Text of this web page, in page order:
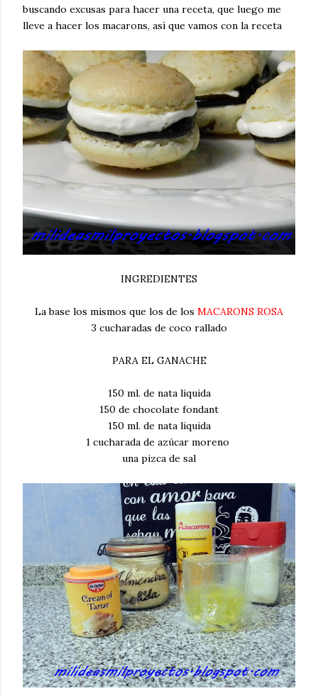
buscando excusas para hacer una receta, que luego me
lleve a hacer los macarons, así que vamos con la receta
INGREDIENTES
La base los mismos que los de los MACARONS ROSA
3 cucharadas de coco rallado
PARA EL GANACHE
150 ml. de nata liquida
150 de chocolate fondant
150 ml. de nata liquida
1 cucharada de azúcar moreno
una pizca de sal